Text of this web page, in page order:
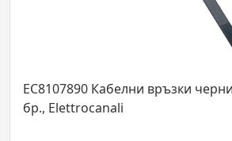
Кабелни връзки черни